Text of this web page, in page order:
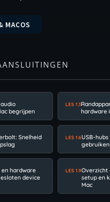
MACOS
begrijpen
LES 1.3
hardware
Snelheid
LES 1.6USB-
hardware
device
LES 1.9Overzicht
setup en
Mac